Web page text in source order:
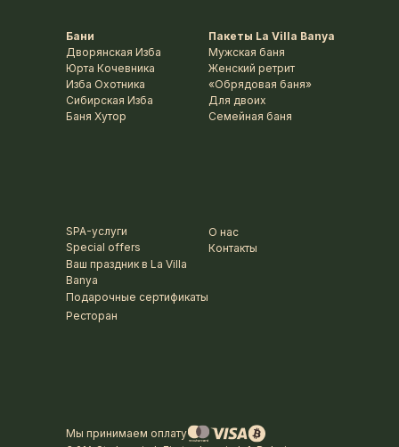
Мы принимаем оплату
Пакеты La Villa Banya
Мужская баня
Женский ретрит
«Обрядовая баня»
Для двоих
Семейная баня
SPA-услуги
Special offers
Ваш праздник в La Villa
Banya
Подарочные сертификаты
Ресторан
Бани
Дворянская Изба
Юрта Кочевника
Изба Охотника
Сибирская Изба
Баня Хутор
О нас
Контакты